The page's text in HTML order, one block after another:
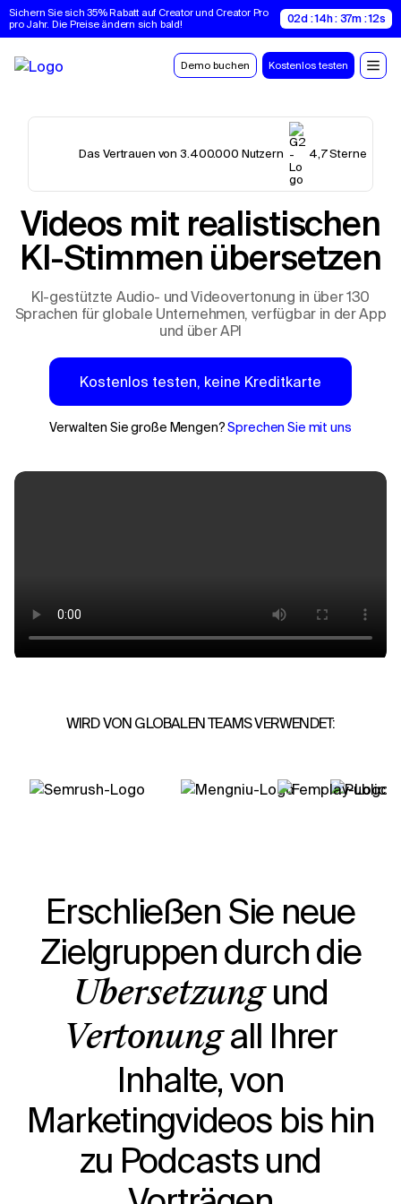
Sichern Sie sich 35% Rabatt auf Creator und Creator Pro
pro Jahr. Die Preise ändern sich bald!
02d : 14h : 37m : 10s
Demo buchen Kostenlos testen
Das Vertrauen von 3.400.000 Nutzern 4,7 Sterne
Videos mit realistischen
KI-Stimmen übersetzen
KI-gestützte Audio- und Videovertonung in über 130
Sprachen für globale Unternehmen, verfügbar in der App
und über API
Kostenlos testen, keine Kreditkarte
Verwalten Sie große Mengen?Sprechen Sie mit uns
WIRD VON GLOBALEN TEAMS VERWENDET:
Erschließen Sie neue
Zielgruppen durch die
Übersetzungund
Vertonungall Ihrer
Inhalte, von
Marketingvideos bis hin
zu Podcasts und